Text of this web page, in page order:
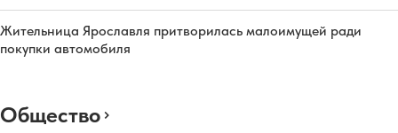
Жительница Ярославля притворилась малоимущей ради
покупки автомобиля
Общество